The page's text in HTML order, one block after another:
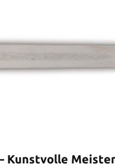
Kunstvolle